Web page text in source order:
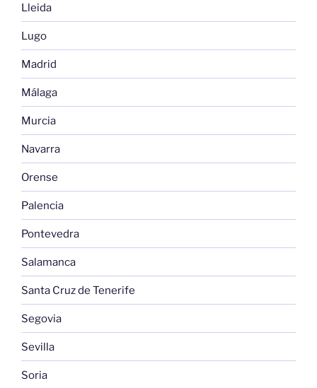
Lleida
Lugo
Madrid
Málaga
Murcia
Navarra
Orense
Palencia
Pontevedra
Salamanca
Santa Cruz de Tenerife
Segovia
Sevilla
Soria